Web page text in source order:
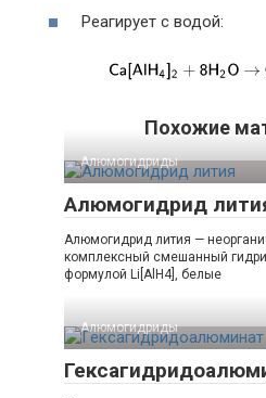
Реагирует с водой:
Похожие
Алюмогидриды‎
Алюмогидрид
Алюмогидрид лития —
комплексный смешанный
формулой Li[AlH4], белые
Алюмогидриды‎